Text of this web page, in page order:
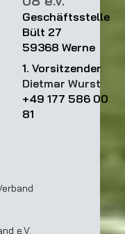
Geschäftsstelle
Bült 27
59368 Werne
1. Vorsitzender
Dietmar Wurst
+49 177 586 00
81